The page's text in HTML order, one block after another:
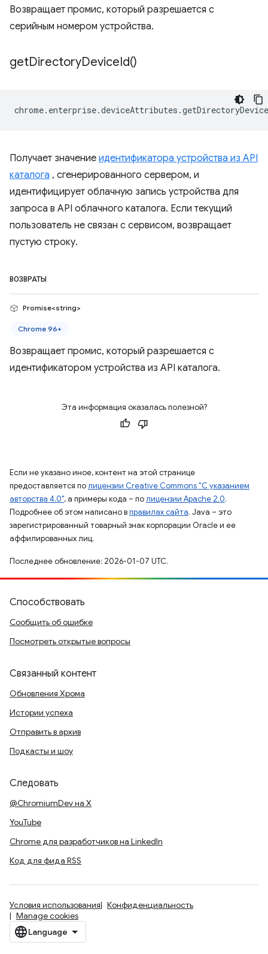
Возвращает промис, который разрешается с
серийным номером устройства.
getDirectoryDeviceId()
chrome. enterprise.deviceAttributes .
Получает значение идентификатора устройства из API
каталога , сгенерированного сервером, и
идентифицирует облачную запись устройства для
запроса в API облачного каталога. Если текущий
пользователь не связан с сервисом, возвращает
пустую строку.
ВОЗВРАТЫ
Promise<string>
Chrome 96+
Возвращает промис, который разрешается с
идентификатором устройства из API каталога.
Эта информация оказалась полезной?
Если не указано иное, контент на этой странице
предоставляется полицензии Creative Commons "С указанием
авторства 4.0", а примеры кода – полицензии Apache 2.0.
Подробнее об этом написано вправилах сайта. Java – это
зарегистрированный товарный знак корпорации Oracle и ее
аффилированных лиц.
Последнее обновление: 2026-01-07 UTC.
Способствовать
Сообщить об ошибке
Посмотреть открытые вопросы
Связанный контент
Обновления Хрома
Истории успеха
Отправить в архив
Подкасты и шоу
Следовать
@ChromiumDev на X
YouTube
Chrome для разработчиков на LinkedIn
Код для фида RSS
Условия использования
Конфиденциальность
Manage cookies